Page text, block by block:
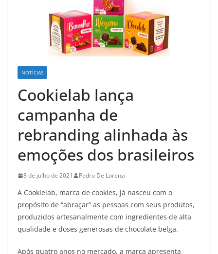
NOTÍCIAS
Cookielab lança
campanha de
rebranding alinhada às
emoções dos brasileiros
8 de julho de 2021 Pedro De Lorenzi
A Cookielab, marca de cookies, já nasceu com o
propósito de “abraçar” as pessoas com seus produtos,
produzidos artesanalmente com ingredientes de alta
qualidade e doses generosas de chocolate belga.
Após quatro anos no mercado, a marca apresenta